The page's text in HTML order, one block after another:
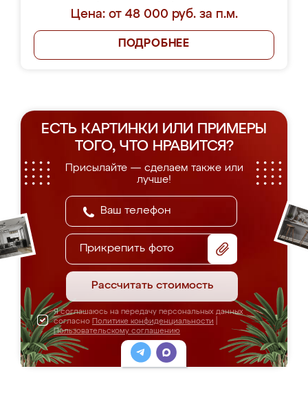
Цена: от 48 000 руб. за п.м.
ПОДРОБНЕЕ
ЕСТЬ КАРТИНКИ ИЛИ ПРИМЕРЫ
ТОГО, ЧТО НРАВИТСЯ?
Присылайте — сделаем также или
лучше!
Прикрепить фото
Рассчитать стоимость
Я соглашаюсь на передачу персональных данных
согласно Политике конфиденциальности
Пользовательскому соглашению